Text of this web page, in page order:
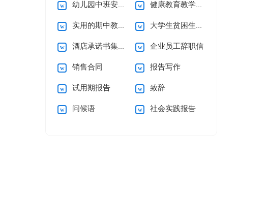
幼儿园中班安全工作计划 健康教育教学计划
实用的期中教学总结3篇 大学生贫困生助学金申请书
酒店承诺书集锦六篇 企业员工辞职信
销售合同 报告写作
试用期报告 致辞
问候语 社会实践报告